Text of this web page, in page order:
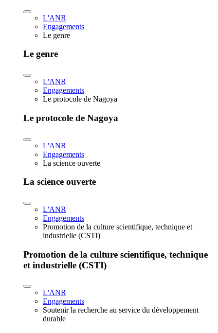
L'ANR
Engagements
Le genre
Le genre
L'ANR
Engagements
Le protocole de Nagoya
Le protocole de Nagoya
L'ANR
Engagements
La science ouverte
La science ouverte
L'ANR
Engagements
Promotion de la culture scientifique, technique et
industrielle (CSTI)
Promotion de la culture scientifique, technique
et industrielle (CSTI)
L'ANR
Engagements
Soutenir la recherche au service du développement
durable